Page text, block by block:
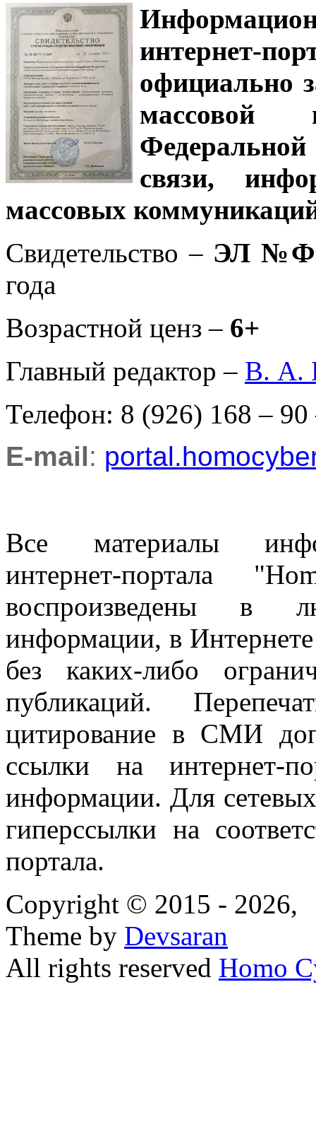
интернет-
официально
связи,
массовых
Свидетельство – ЭЛ
года
Возрастной ценз – 6+
Главный редактор – В. А.
Телефон: 8 (926) 168 – 90
E-mail:
Все материалы
интернет-портала
воспроизведены в
информации, в
без каких-либо
публикаций.
цитирование в СМИ
ссылки на интернет-
информации. Для
гиперссылки на
портала.
Copyright © 2015 - 2026,
Theme by Devsaran
All rights reserved Homo